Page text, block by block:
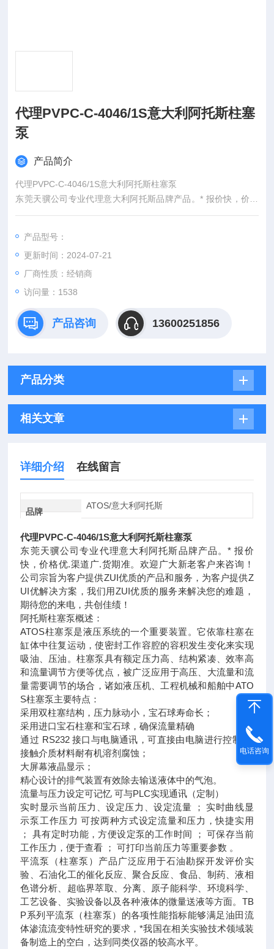
代理PVPC-C-4046/1S意大利阿托斯柱塞
泵
产品简介
代理PVPC-C-4046/1S意大利阿托斯柱塞泵
东莞天骥公司专业代理意大利阿托斯品牌产品。* 报价快，价格
优.渠道广.货期准。欢迎广大新老客户来咨询！公司宗旨为客户
来解决您的难题，期待您的来电，共创佳绩！
产品型号：
更新时间：2024-07-21
厂商性质：经销商
访问量：1538
产品咨询 13600251856
产品分类
相关文章
详细介绍 在线留言
品牌
ATOS/意大利阿托斯
代理PVPC-C-4046/1S意大利阿托斯柱塞泵
东莞天骥公司专业代理意大利阿托斯品牌产品。* 报价
快，价格优.渠道广.货期准。欢迎广大新老客户来咨询！
公司宗旨为客户提供ZUI优质的产品和服务，为客户提供Z
UI优解决方案，我们用ZUI优质的服务来解决您的难题，
期待您的来电，共创佳绩！
阿托斯柱塞泵概述：
ATOS柱塞泵是液压系统的一个重要装置。它依靠柱塞在
缸体中往复运动，使密封工作容腔的容积发生变化来实现
吸油、压油。柱塞泵具有额定压力高、结构紧凑、效率高
和流量调节方便等优点，被广泛应用于高压、大流量和流
量需要调节的场合，诸如液压机、工程机械和船舶中ATO
S柱塞泵主要特点：
采用双柱塞结构，压力脉动小，宝石球寿命长；
采用进口宝石柱塞和宝石球，确保流量精确
通过 RS232 接口与电脑通讯，可直接由电脑进行控制 ；
接触介质材料耐有机溶剂腐蚀；
大屏幕液晶显示；
精心设计的排气装置有效除去输送液体中的气泡。
流量与压力设定可记忆 可与PLC实现通讯（定制）
实时显示当前压力、设定压力、设定流量 ； 实时曲线显
示泵工作压力 可按两种方式设定流量和压力，快捷实用
； 具有定时功能，方便设定泵的工作时间 ； 可保存当前
工作压力，便于查看 ； 可打印当前压力等重要参数 。
平流泵（柱塞泵）产品广泛应用于石油勘探开发评价实
验、石油化工的催化反应、聚合反应、食品、制药、液相
色谱分析、超临界萃取、分离、原子能科学、环境科学、
工艺设备、实验设备以及各种液体的微量送液等方面。TB
P系列平流泵（柱塞泵）的各项性能指标能够满足油田流
体渗流流变特性研究的要求，*我国在相关实验技术领域装
备制造上的空白，达到同类仪器的较高水平。
电话咨询